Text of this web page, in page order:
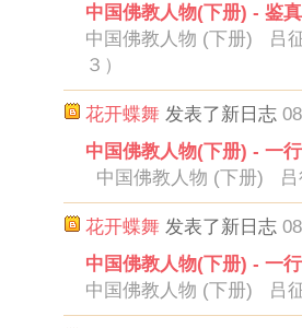
中国佛教人物(下册) - 鉴
中国佛教人物 (下册)
３）
花开蝶舞 发表了新日志
中国佛教人物(下册) - 一
中国佛教人物 (下册)
花开蝶舞 发表了新日志
中国佛教人物(下册) - 一
中国佛教人物 (下册) 吕